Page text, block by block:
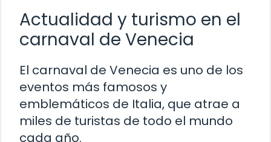
Actualidad y turismo en el
carnaval de Venecia
El carnaval de Venecia es uno de los
eventos más famosos y
emblemáticos de Italia, que atrae a
miles de turistas de todo el mundo
cada año.